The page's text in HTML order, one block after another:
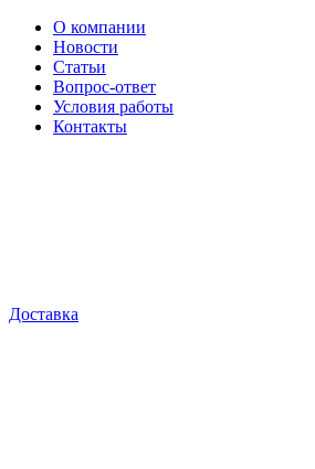
О компании
Новости
Статьи
Вопрос-ответ
Условия работы
Контакты
Доставка